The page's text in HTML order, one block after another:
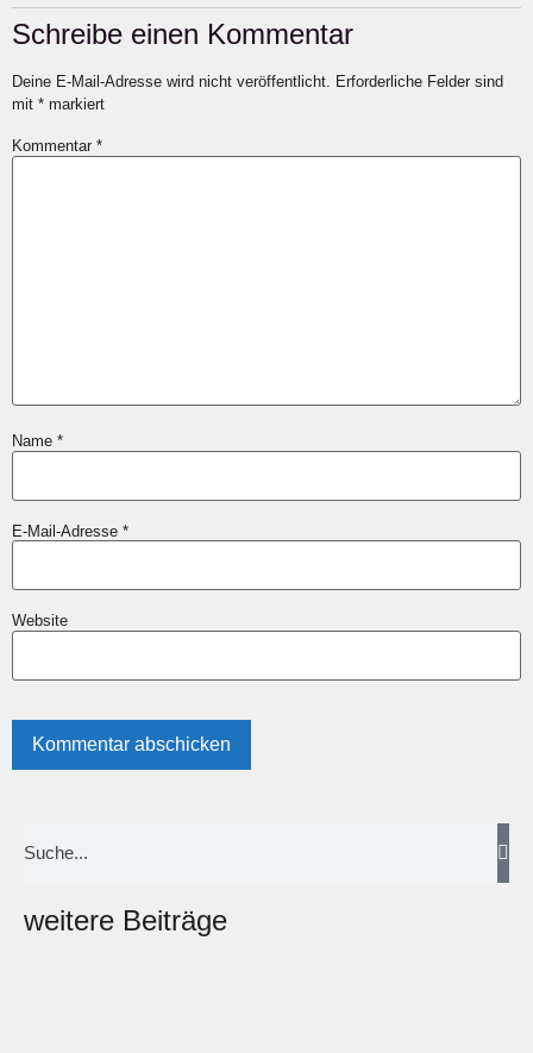
Schreibe einen Kommentar
Deine E-Mail-Adresse wird nicht veröffentlicht. Erforderliche Felder sind
mit * markiert
Kommentar *
Name *
E-Mail-Adresse *
Website
weitere Beiträge